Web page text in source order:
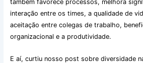
também favorece processos, melhora
interação entre os times, a qualidade de
aceitação entre colegas de trabalho,
organizacional e a produtividade.
E aí, curtiu nosso post sobre diversidade